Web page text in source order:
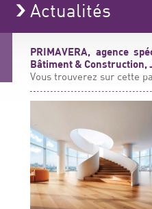
Actualités
PRIMAVERA, agence
Bâtiment & Construction,
Vous trouverez sur cette